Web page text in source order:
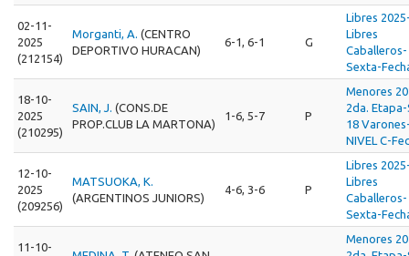
02-11-
2025
(212154)
Morganti, A. (CENTRO
DEPORTIVO HURACAN)
6-1, 6-1 G
Libres
Libres
Caballeros-
Sexta-
18-10-
2025
(210295)
SAIN, J. (CONS.DE
PROP.CLUB LA MARTONA)
1-6, 5-7 P
Menores
2da.
18
NIVEL C-
12-10-
2025
(209256)
MATSUOKA, K.
(ARGENTINOS JUNIORS)
4-6, 3-6 P
Libres
Libres
Caballeros-
Sexta-
11-10-
Menores